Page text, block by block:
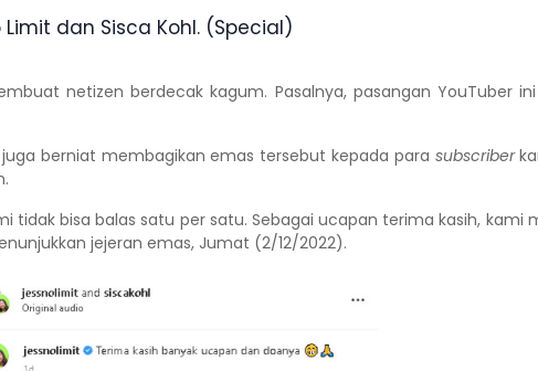
Limit dan Sisca Kohl. (Special)
netizen berdecak kagum. Pasalnya, pasangan YouTuber
berniat membagikan emas tersebut kepada para subscriber
bisa balas satu per satu. Sebagai ucapan terima kasih, kami
jejeran emas, Jumat (2/12/2022).